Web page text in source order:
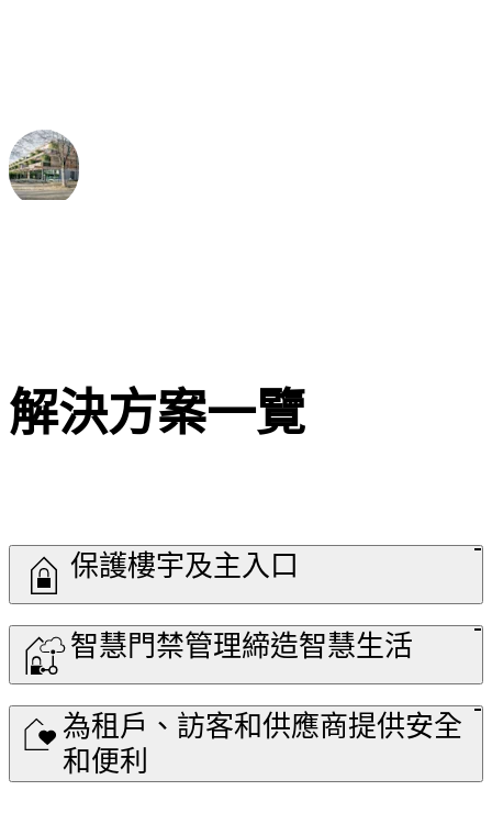
解決方案一覽
保護樓宇及主入口
智慧門禁管理締造智慧生活
為租戶、訪客和供應商提供安全
和便利